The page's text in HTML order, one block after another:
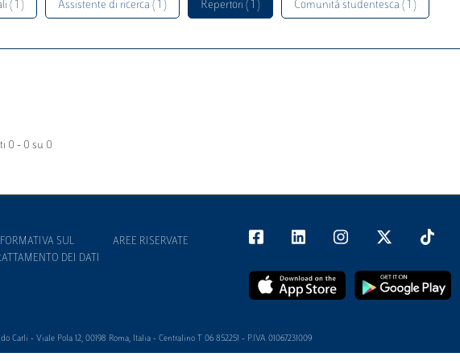
( 1 ) Assistente di ricerca ( 1 ) Repertori ( 1 ) Comunità studentesca ( 1 )
0 - 0 su 0
SUL
DEI DATI
AREE RISERVATE
Carli - Viale Pola 12, 00198 Roma, Italia - Centralino T 06 852251 - P.IVA 01067231009